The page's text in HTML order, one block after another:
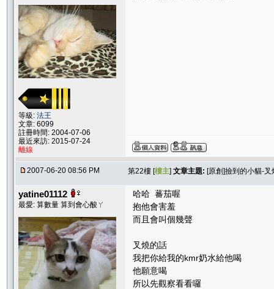
等級: 法王
文章: 6099
註冊時間: 2004-07-06
最近來訪: 2015-07-24
離線
2007-06-20 08:56 PM 第22樓 [樓主] 文章主題: [原創]撿到的小貓-叉
yatine01112
最愛: 算數量 算到會心酸ㄚ
哈哈 蕃茄喔
抱他會害羞
而且會叫個幾聲
叉燒的話
我把你給我的kmr奶水給他喝
他願意喝
所以先觀察看看囉